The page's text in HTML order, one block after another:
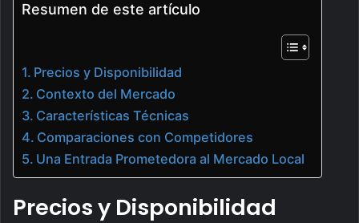
Resumen de este artículo
Precios y Disponibilidad
Contexto del Mercado
Características Técnicas
Comparaciones con Competidores
Una Entrada Prometedora al Mercado Local
Precios y Disponibilidad